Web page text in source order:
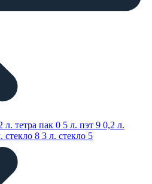
л. тетра пак 0 5 л. пэт 9 0,2 л.
стекло 8 3 л. стекло 5